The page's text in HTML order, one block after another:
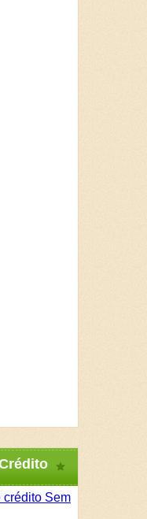
crédito Sem